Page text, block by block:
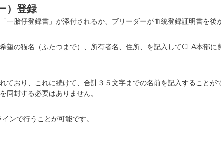
）登録
胎仔登録書」が添付されるか、ブリーダーが血統登録証明書を後
望の猫名（ふたつまで）、所有者名、住所、を記入してCFA本部
ており、これに続けて、合計３５文字までの名前を記入すること
封する必要はありません。
ンで行うことが可能です。